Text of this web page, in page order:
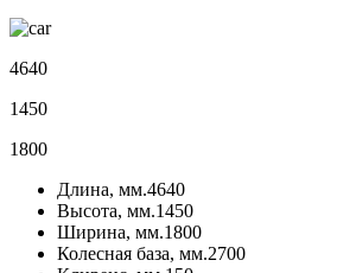
4640
1450
1800
Длина, мм.4640
Высота, мм.1450
Ширина, мм.1800
Колесная база, мм.2700